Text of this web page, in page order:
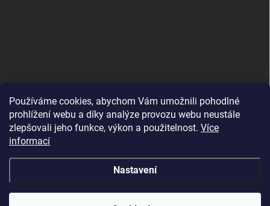
Používáme cookies, abychom Vám umožnili pohodlné
prohlížení webu a díky analýze provozu webu neustále
zlepšovali jeho funkce, výkon a použitelnost. Více
informací
Nastavení
B2B shop pro obchodníky - www.krokido.cz
Vyrobenoprodeti.cz . Všechna práva vyhrazena.